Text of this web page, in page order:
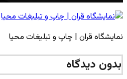
نمایشگاه قران | چاپ و تبلیغات محیا
بدون دیدگاه